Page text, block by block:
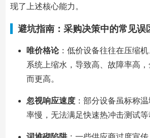
现了上述核心能力。
避坑指南：采购决策中的常见误
唯价格论：低价设备往往在压缩
系统上缩水，导致高、故障率高
而更高。
忽视响应速度：部分设备虽标称
率慢，无法满足快速热冲击测试等